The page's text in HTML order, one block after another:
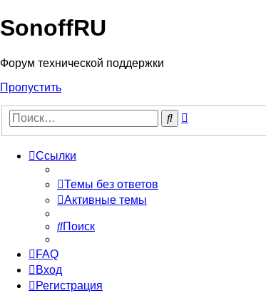
SonoffRU
Форум технической поддержки
Пропустить
Поиск
Ссылки
Темы без ответов
Активные темы
Поиск
FAQ
Вход
Регистрация